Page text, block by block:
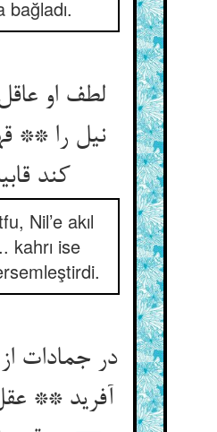
bağladı.
لطف او
نیل را **
کند
Nil’e akıl
kahrı ise
در جمادات
آفرید **